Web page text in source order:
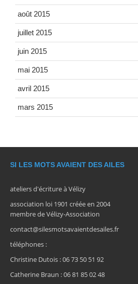
août 2015
juillet 2015
juin 2015
mai 2015
avril 2015
mars 2015
SI LES MOTS AVAIENT DES AILES
ateliers d'écriture à Vélizy
association loi 1901 créée en 2004
membre de Vélizy-Association
contact@silesmotsavaientdesailes.fr
téléphones :
Christine Dutois : 06 73 50 51 92
Catherine Braun : 06 81 85 02 48